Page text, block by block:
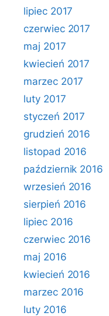
lipiec 2017
czerwiec 2017
maj 2017
kwiecień 2017
marzec 2017
luty 2017
styczeń 2017
grudzień 2016
listopad 2016
październik 2016
wrzesień 2016
sierpień 2016
lipiec 2016
czerwiec 2016
maj 2016
kwiecień 2016
marzec 2016
luty 2016